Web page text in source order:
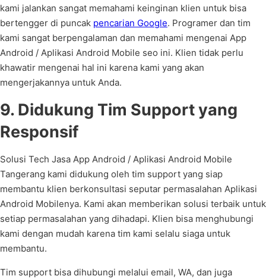
kami jalankan sangat memahami keinginan klien untuk bisa
bertengger di puncak pencarian Google. Programer dan tim
kami sangat berpengalaman dan memahami mengenai App
Android / Aplikasi Android Mobile seo ini. Klien tidak perlu
khawatir mengenai hal ini karena kami yang akan
mengerjakannya untuk Anda.
9. Didukung Tim Support yang
Responsif
Solusi Tech Jasa App Android / Aplikasi Android Mobile
Tangerang kami didukung oleh tim support yang siap
membantu klien berkonsultasi seputar permasalahan Aplikasi
Android Mobilenya. Kami akan memberikan solusi terbaik untuk
setiap permasalahan yang dihadapi. Klien bisa menghubungi
kami dengan mudah karena tim kami selalu siaga untuk
membantu.
Tim support bisa dihubungi melalui email, WA, dan juga